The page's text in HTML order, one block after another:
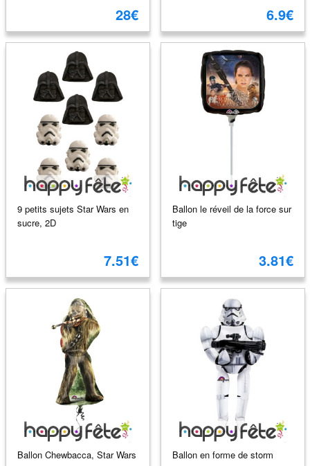
28€ 6.9€
9 petits sujets Star Wars en
sucre, 2D
7.51€
Ballon le réveil de la force sur
tige
3.81€
Ballon Chewbacca, Star Wars
Ballon en forme de storm